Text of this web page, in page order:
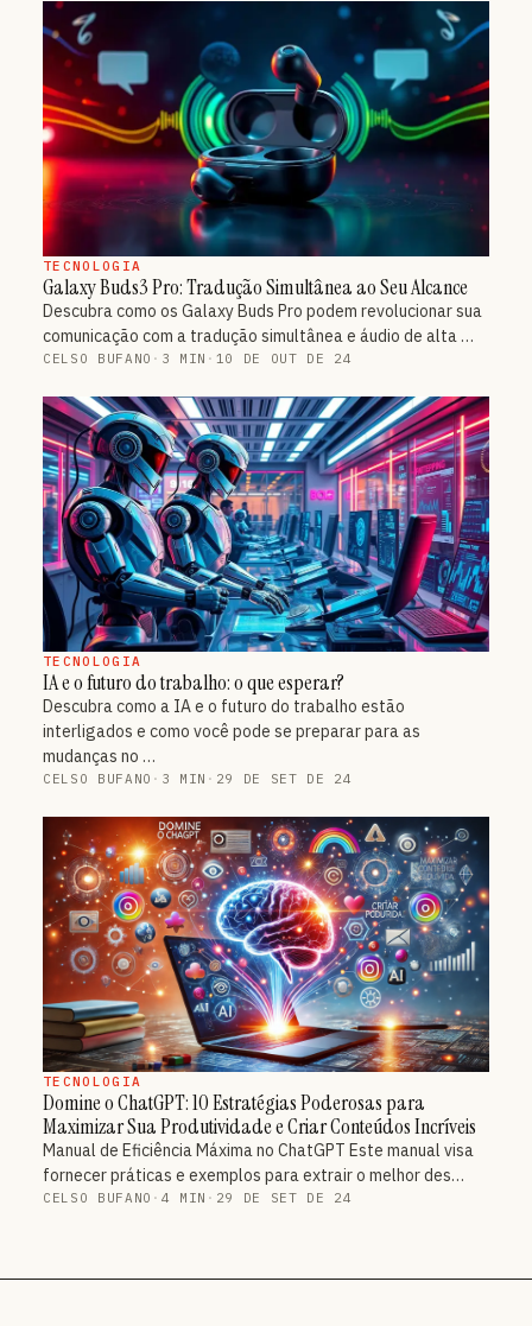
TECNOLOGIA
Galaxy Buds3 Pro: Tradução Simultânea ao Seu Alcance
Descubra como os Galaxy Buds Pro podem revolucionar sua
comunicação com a tradução simultânea e áudio de alta …
CELSO BUFANO · 3 MIN · 10 DE OUT DE 24
TECNOLOGIA
IA e o futuro do trabalho: o que esperar?
Descubra como a IA e o futuro do trabalho estão
interligados e como você pode se preparar para as
mudanças no …
CELSO BUFANO · 3 MIN · 29 DE SET DE 24
TECNOLOGIA
Domine o ChatGPT: 10 Estratégias Poderosas para
Maximizar Sua Produtividade e Criar Conteúdos Incríveis
Manual de Eficiência Máxima no ChatGPT Este manual visa
fornecer práticas e exemplos para extrair o melhor des…
CELSO BUFANO · 4 MIN · 29 DE SET DE 24